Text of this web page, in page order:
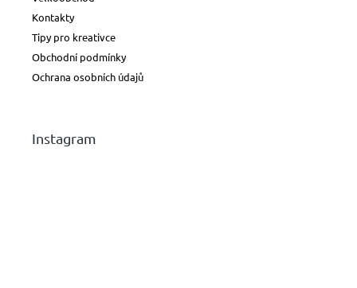
Kontakty
Tipy pro kreativce
Obchodní podmínky
Ochrana osobních údajů
Instagram